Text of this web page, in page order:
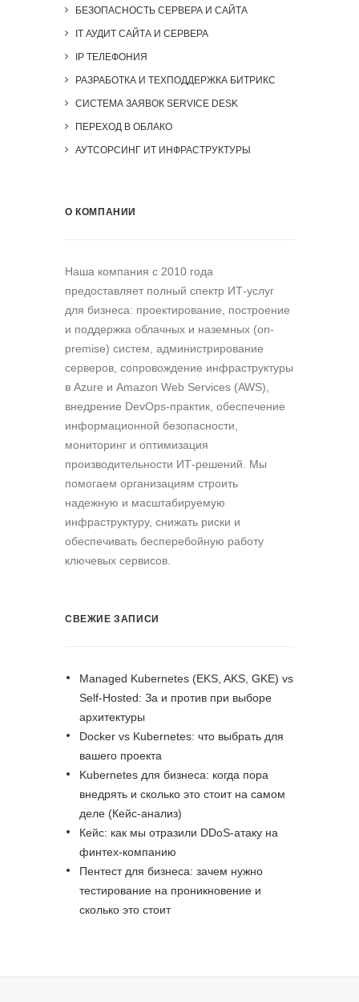
БЕЗОПАСНОСТЬ СЕРВЕРА И САЙТА
IT АУДИТ САЙТА И СЕРВЕРА
IP ТЕЛЕФОНИЯ
РАЗРАБОТКА И ТЕХПОДДЕРЖКА БИТРИКС
СИСТЕМА ЗАЯВОК SERVICE DESK
ПЕРЕХОД В ОБЛАКО
АУТСОРСИНГ ИТ ИНФРАСТРУКТУРЫ
О КОМПАНИИ
Наша компания c 2010 года
предоставляет полный спектр ИТ-услуг
для бизнеса: проектирование, построение
и поддержка облачных и наземных (on-
premise) систем, администрирование
серверов, сопровождение инфраструктуры
в Azure и Amazon Web Services (AWS),
внедрение DevOps-практик, обеспечение
информационной безопасности,
мониторинг и оптимизация
производительности ИТ-решений. Мы
помогаем организациям строить
надежную и масштабируемую
инфраструктуру, снижать риски и
обеспечивать бесперебойную работу
ключевых сервисов.
СВЕЖИЕ ЗАПИСИ
Managed Kubernetes (EKS, AKS, GKE) vs
Self-Hosted: За и против при выборе
архитектуры
Docker vs Kubernetes: что выбрать для
вашего проекта
Kubernetes для бизнеса: когда пора
внедрять и сколько это стоит на самом
деле (Кейс-анализ)
Кейс: как мы отразили DDoS-атаку на
финтех-компанию
Пентест для бизнеса: зачем нужно
тестирование на проникновение и
сколько это стоит